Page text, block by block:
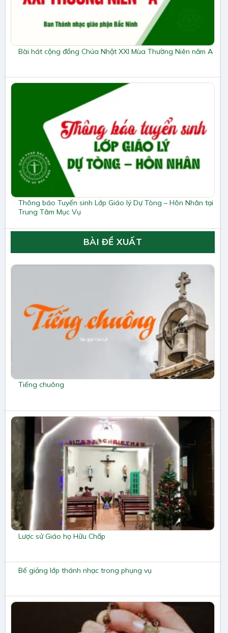
Bài hát cộng đồng Chúa Nhật XXI Mùa Thường Niên năm A
Thông báo Tuyển sinh Lớp Giáo lý Dự Tòng – Hôn Nhân tại
Trung Tâm Mục Vụ
BÀI ĐỀ XUẤT
Tiếng chuông
Lược sử Giáo họ Hữu Chấp
Bế giảng lớp thánh nhạc trong phụng vụ